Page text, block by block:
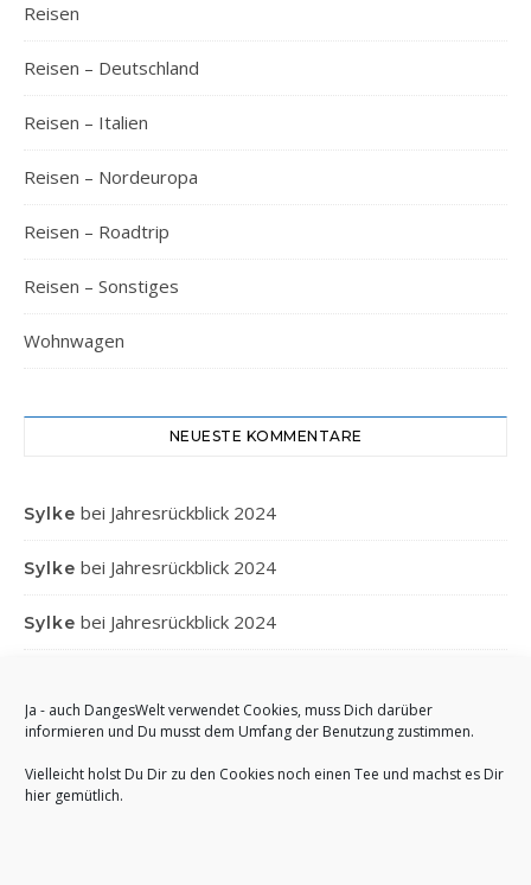
Ja - auch DangesWelt verwendet Cookies, muss Dich darüber
informieren und Du musst dem Umfang der Benutzung zustimmen.
Vielleicht holst Du Dir zu den Cookies noch einen Tee und machst es Dir
hier gemütlich.
Reisen
Reisen – Deutschland
Reisen – Italien
Reisen – Nordeuropa
Reisen – Roadtrip
Reisen – Sonstiges
Wohnwagen
NEUESTE KOMMENTARE
Sylke bei Jahresrückblick 2024
Sylke bei Jahresrückblick 2024
Sylke bei Jahresrückblick 2024
AnettbeiJahresrückblick 2024